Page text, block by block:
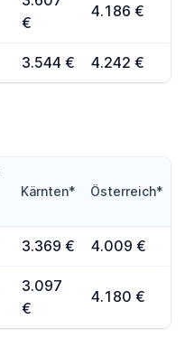
€
4.186 €
3.544 € 4.242 €
Kärnten* Österreich*
3.369 € 4.009 €
3.097
€
4.180 €